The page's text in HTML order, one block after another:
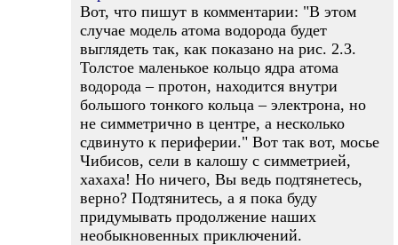
Вот, что пишут в комментарии: "В этом
случае модель атома водорода будет
выглядеть так, как показано на рис. 2.3.
Толстое маленькое кольцо ядра атома
водорода – протон, находится внутри
большого тонкого кольца – электрона, но
не симметрично в центре, а несколько
сдвинуто к периферии." Вот так вот, мосье
Чибисов, сели в калошу с симметрией,
хахаха! Но ничего, Вы ведь подтянетесь,
верно? Подтянитесь, а я пока буду
придумывать продолжение наших
необыкновенных приключений.